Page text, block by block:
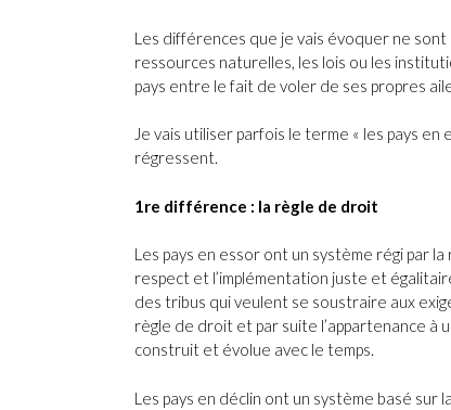
Les différences que je vais évoquer ne sont
ressources naturelles, les lois ou les
pays entre le fait de voler de ses propres
Je vais utiliser parfois le terme « les pays en
régressent.
1re différence : la règle de droit
Les pays en essor ont un système régi par
respect et l’implémentation juste et
des tribus qui veulent se soustraire aux
règle de droit et par suite l’appartenance à
construit et évolue avec le temps.
Les pays en déclin ont un système basé